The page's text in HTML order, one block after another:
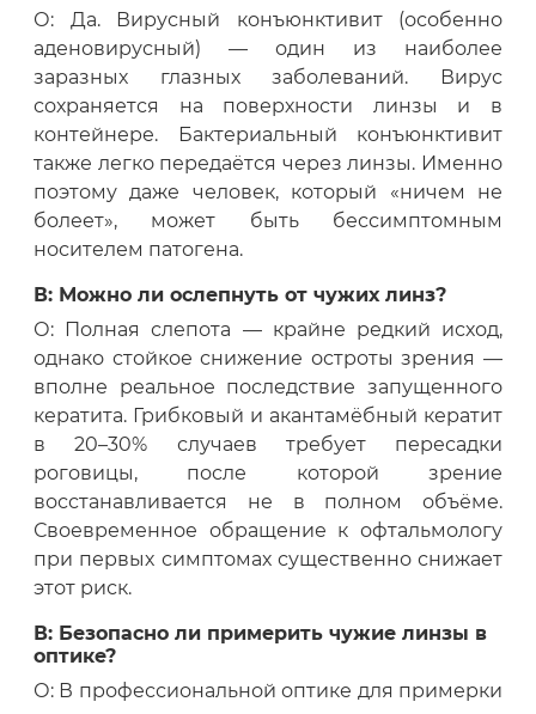
О: Да. Вирусный конъюнктивит (особенно
аденовирусный) — один из наиболее
заразных глазных заболеваний. Вирус
сохраняется на поверхности линзы и в
контейнере. Бактериальный конъюнктивит
также легко передаётся через линзы. Именно
поэтому даже человек, который «ничем не
болеет», может быть бессимптомным
носителем патогена.
В: Можно ли ослепнуть от чужих линз?
О: Полная слепота — крайне редкий исход,
однако стойкое снижение остроты зрения —
вполне реальное последствие запущенного
кератита. Грибковый и акантамёбный кератит
в 20–30% случаев требует пересадки
роговицы, после которой зрение
восстанавливается не в полном объёме.
Своевременное обращение к офтальмологу
при первых симптомах существенно снижает
этот риск.
В: Безопасно ли примерить чужие линзы в
оптике?
О: В профессиональной оптике для примерки